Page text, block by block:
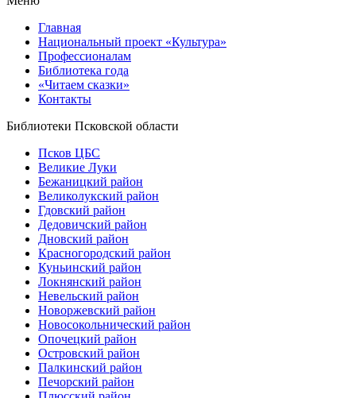
Главная
Национальный проект «Культура»
Профессионалам
Библиотека года
«Читаем сказки»
Контакты
Библиотеки Псковской области
Псков ЦБС
Великие Луки
Бежаницкий район
Великолукский район
Гдовский район
Дедовичский район
Дновский район
Красногородский район
Куньинский район
Локнянский район
Невельский район
Новоржевский район
Новосокольнический район
Опочецкий район
Островский район
Палкинский район
Печорский район